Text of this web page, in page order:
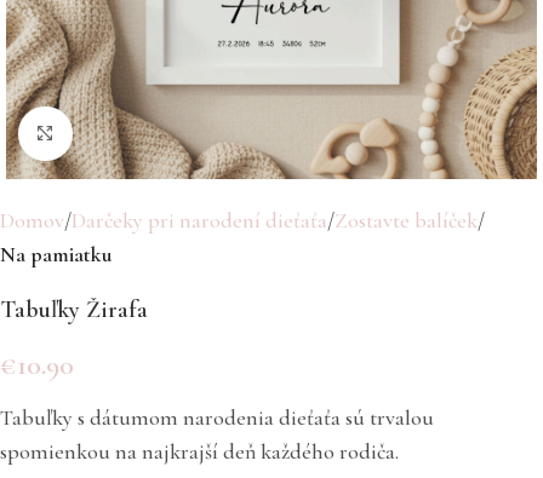
Click to enlarge
Domov Darčeky pri narodení dieťaťa Zostavte balíček
Na pamiatku
Tabuľky Žirafa
€10.90
Tabuľky s dátumom narodenia dieťaťa sú trvalou
spomienkou na najkrajší deň každého rodiča.